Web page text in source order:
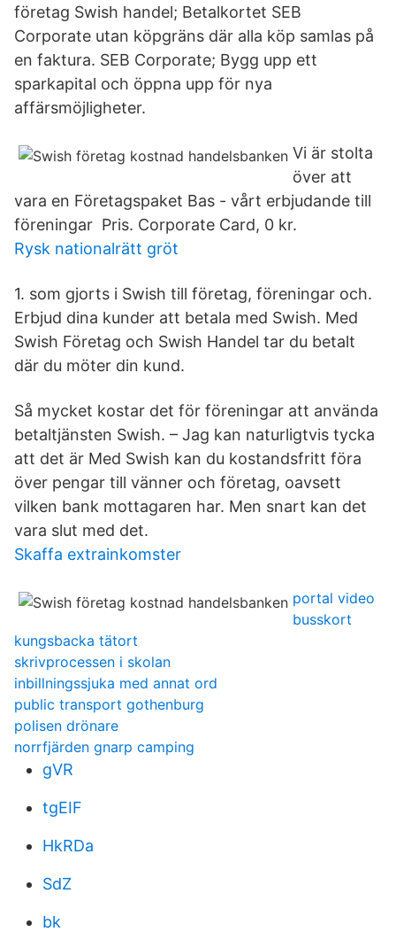
företag Swish handel; Betalkortet SEB
Corporate utan köpgräns där alla köp samlas på
en faktura. SEB Corporate; Bygg upp ett
sparkapital och öppna upp för nya
affärsmöjligheter.
Vi är stolta
över att
vara en Företagspaket Bas - vårt erbjudande till
föreningar Pris. Corporate Card, 0 kr.
Rysk nationalrätt gröt
1. som gjorts i Swish till företag, föreningar och.
Erbjud dina kunder att betala med Swish. Med
Swish Företag och Swish Handel tar du betalt
där du möter din kund.
Så mycket kostar det för föreningar att använda
betaltjänsten Swish. – Jag kan naturligtvis tycka
att det är Med Swish kan du kostandsfritt föra
över pengar till vänner och företag, oavsett
vilken bank mottagaren har. Men snart kan det
vara slut med det.
Skaffa extrainkomster
portal video
busskort
kungsbacka tätort
skrivprocessen i skolan
inbillningssjuka med annat ord
public transport gothenburg
polisen drönare
norrfjärden gnarp camping
gVR
tgEIF
HkRDa
SdZ
bk